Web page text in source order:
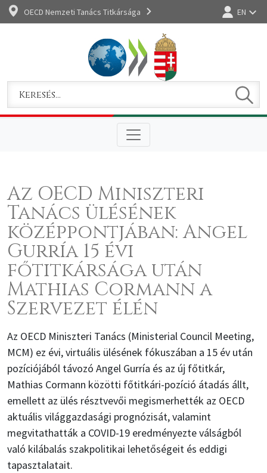
OECD Nemzeti Tanács Titkársága EN
Az OECD Miniszteri
Tanács ülésének
középpontjában: Angel
Gurría 15 évi
főtitkársága után
Mathias Cormann a
Szervezet élén
Az OECD Miniszteri Tanács (Ministerial Council Meeting,
MCM) ez évi, virtuális ülésének fókuszában a 15 év után
pozíciójából távozó Angel Gurría és az új főtitkár,
Mathias Cormann közötti főtitkári-pozíció átadás állt,
emellett az ülés résztvevői megismerhették az OECD
aktuális világgazdasági prognózisát, valamint
megvitathatták a COVID-19 eredményezte válságból
való kilábalás szakpolitikai lehetőségeit és eddigi
tapasztalatait.